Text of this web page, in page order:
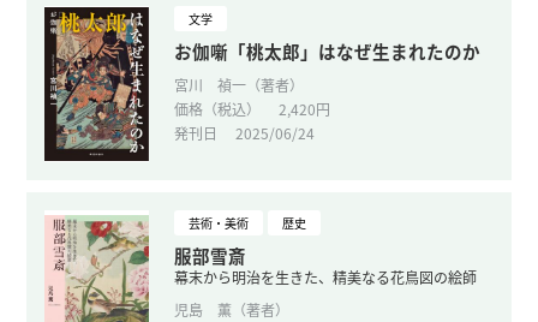
文学
お伽噺「桃太郎」はなぜ生まれたのか
宮川 禎一（著者）
価格（税込）
2,420円
発刊日
2025/06/24
芸術・美術 歴史
服部雪斎
幕末から明治を生きた、精美なる花鳥図の絵師
児島 薫（著者）